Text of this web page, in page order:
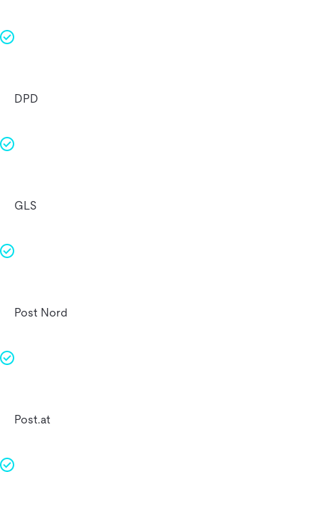
DPD
GLS
Post Nord
Post.at